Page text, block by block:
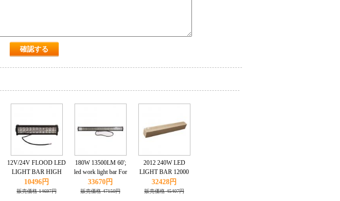
12V/24V FLOOD LED
LIGHT BAR HIGH
POWER ALLOY
WORK LIGHT 4WD
10496円
販売価格 14697円
180W 13500LM 60';
led work light bar For
off road Jeep SUV
UTE Mine driving lamp
33670円
販売価格 47150円
2012 240W LED
LIGHT BAR 12000
LUMENS,
CAR,UTE,TRUCK,4WD,BOAT,TRACTOR,WORK
32428円
販売価格 45407円